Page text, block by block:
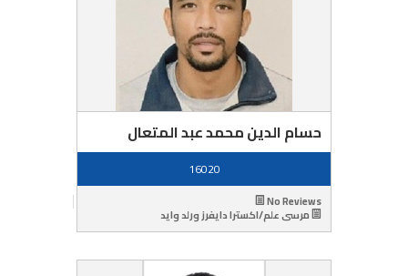
حسام الدين محمد عبد المتعال
16020
No Reviews
مرسى علم/اكسترا دايفرز ورلد وايد